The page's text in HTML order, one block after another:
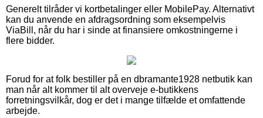
Generelt tilråder vi kortbetalinger eller MobilePay. Alternativt
kan du anvende en afdragsordning som eksempelvis
ViaBill, når du har i sinde at finansiere omkostningerne i
flere bidder.
Forud for at folk bestiller på en dbramante1928 netbutik kan
man når alt kommer til alt overveje e-butikkens
forretningsvilkår, dog er det i mange tilfælde et omfattende
arbejde.